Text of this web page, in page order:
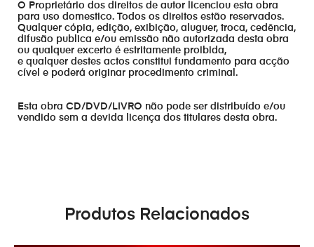
O Proprietário dos direitos de autor licenciou esta obra
para uso domestico. Todos os direitos estão reservados.
Qualquer cópia, edição, exibição, aluguer, troca, cedência,
difusão publica e/ou emissão não autorizada desta obra
ou qualquer excerto é estritamente proibida,
e qualquer destes actos constitui fundamento para acção
cível e poderá originar procedimento criminal.
Esta obra CD/DVD/LIVRO não pode ser distribuído e/ou
vendido sem a devida licença dos titulares desta obra.
Produtos Relacionados